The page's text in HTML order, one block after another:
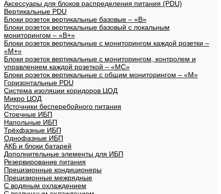
Аксессуары для блоков распределения питания (PDU)
Вертикальные PDU
Блоки розеток вертикальные базовые – «В»
Блоки розеток вертикальные базовый с локальным
мониторингом – «В+»
Блоки розеток вертикальные с мониторингом каждой розетки –
«М+»
Блоки розеток вертикальные с мониторингом, контролем и
управлением каждой розеткой – «МС»
Блоки розеток вертикальные с общим мониторингом – «М»
Горизонтальные PDU
Система изоляции коридоров ЦОД
Микро ЦОД
Источники бесперебойного питания
Стоечные ИБП
Напольные ИБП
Трёхфазные ИБП
Однофазные ИБП
АКБ и блоки батарей
Дополнительные элементы для ИБП
Резервирование питания
Прецизионные кондиционеры
Прецизионные межрядные
С водяным охлаждением